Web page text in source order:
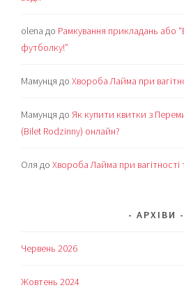
olena до Рамкування прикладань або
футболку!”
Мамунця доХвороба Лайма при
Мамунця до Як купити квитки з
(Bilet Rodzinny) онлайн?
Оля доХвороба Лайма при вагітності
АРХІВИ
Червень 2026
Жовтень 2024